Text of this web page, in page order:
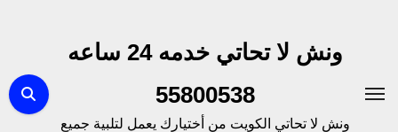
ونش لا تحاتي خدمه 24 ساعه
55800538
ونش لا تحاتي الكويت من أختيارك يعمل لتلبية جميع